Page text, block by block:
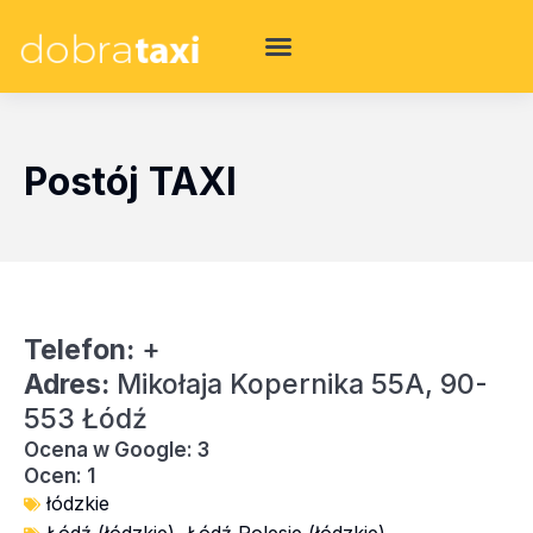
Postój TAXI
Telefon: +
Adres: Mikołaja Kopernika 55A, 90-
553 Łódź
Ocena w Google: 3
Ocen: 1
łódzkie